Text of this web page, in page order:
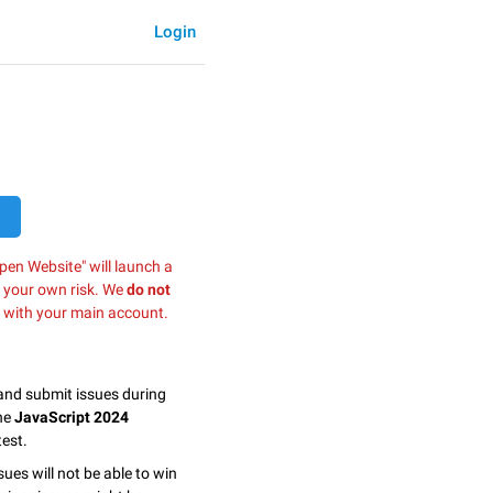
Login
Website" will launch a
own risk. Wedo not
your main account.
submit issues during
JavaScript 2024
will not be able to win